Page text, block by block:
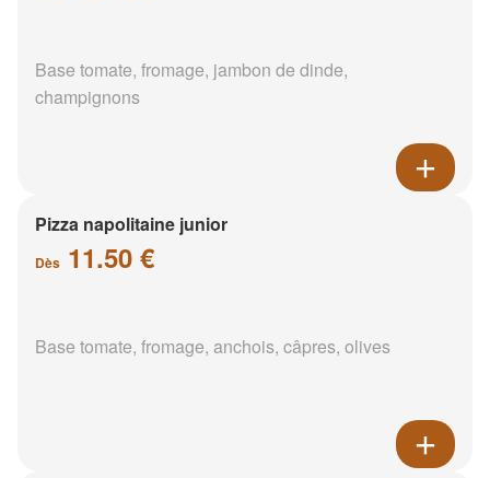
Base tomate, fromage, jambon de dinde,
champignons
Pizza napolitaine junior
Dès 11.50 €
Base tomate, fromage, anchois, câpres, olives